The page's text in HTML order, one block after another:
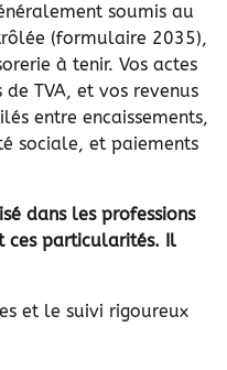
soumis au
(formulaire 2035),
à tenir. Vos actes
TVA, et vos revenus
entre encaissements,
sociale, et paiements
dans les professions
ces particularités. Il
et le suivi rigoureux